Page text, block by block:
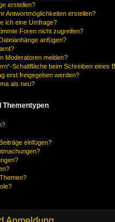
erstellen?
Antwortmöglichkeiten erstellen?
ich eine Umfrage?
Foren nicht zugreifen?
anfügen?
Moderatoren melden?
Schaltfläche beim Schreiben eines
erst freigegeben werden?
als neu?
Thementypen
einfügen?